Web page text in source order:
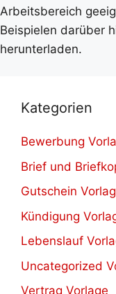
Arbeitsbereich
Beispielen darüber
herunterladen.
Kategorien
Bewerbung
Brief und
Gutschein
Kündigung
Lebenslauf
Uncategorized
Vertrag Vorlage